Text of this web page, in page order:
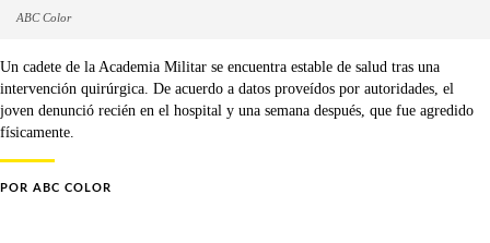
ABC Color
Un cadete de la Academia Militar se encuentra estable de salud tras una
intervención quirúrgica. De acuerdo a datos proveídos por autoridades, el
joven denunció recién en el hospital y una semana después, que fue agredido
físicamente.
POR ABC COLOR